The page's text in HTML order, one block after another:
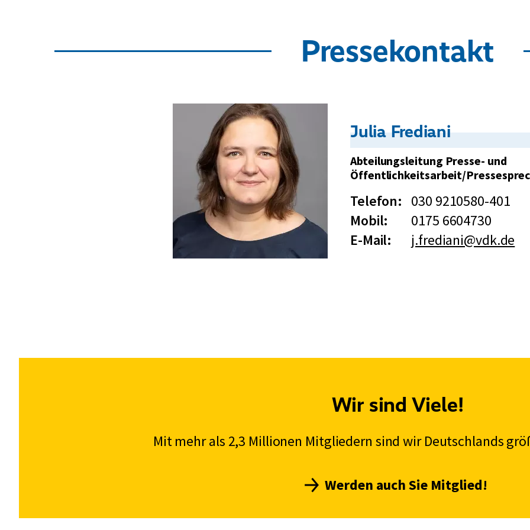
u
Pressekontakt
Kontakt:
Julia Frediani
Abteilungsleitung Presse- und
Öffentlichkeitsarbeit/
Telefon: 030 9210580-401
Mobil:
0175 6604730
E-Mail:
j.frediani@vdk.de
Wir sind Viele!
Mit mehr als 2,3 Millionen Mitgliedern sind wir Deutschlands
Werden auch Sie Mitglied!